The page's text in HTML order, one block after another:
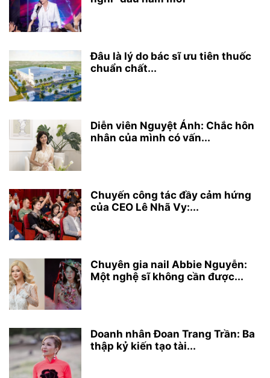
Đâu là lý do bác sĩ ưu tiên thuốc
chuẩn chất...
Diễn viên Nguyệt Ánh: Chắc hôn
nhân của mình có vấn...
Chuyến công tác đầy cảm hứng
của CEO Lê Nhã Vy:...
Chuyên gia nail Abbie Nguyễn:
Một nghệ sĩ không cần được...
Doanh nhân Đoan Trang Trần: Ba
thập kỷ kiến tạo tài...